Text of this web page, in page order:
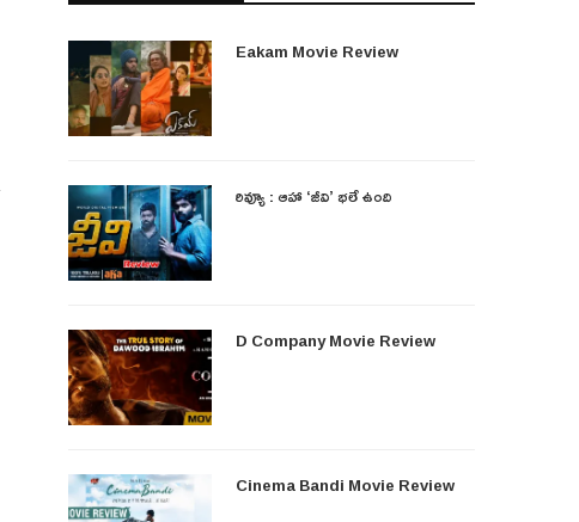
Eakam Movie Review
రివ్యూ : ఆహా ‘జీవి’ భలే ఉంది
D Company Movie Review
Cinema Bandi Movie Review